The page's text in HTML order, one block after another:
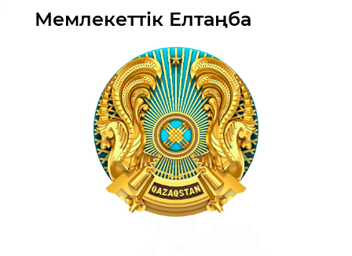
Мемлекеттік Елтаңба